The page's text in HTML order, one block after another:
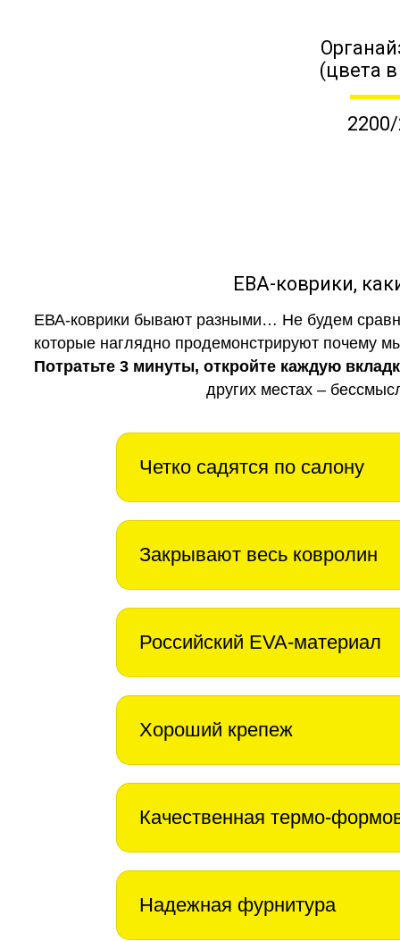
(цвета
ЕВА-коврики,
ЕВА-коврики бывают разными… Не будем
которые наглядно продемонстрируют почему
Потратьте 3 минуты, откройте каждую
других местах –
Четко садятся по салону
Закрывают весь ковролин
Российский EVA-материал
Хороший крепеж
Качественная термо-
Надежная фурнитура